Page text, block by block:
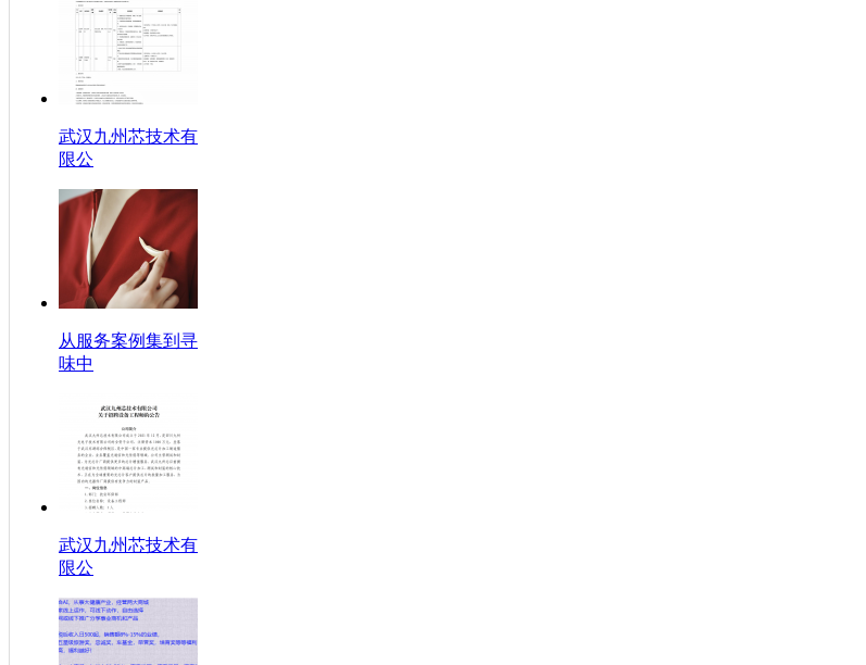
武汉九州芯技术有
限公
从服务案例集到寻
味中
武汉九州芯技术有
限公